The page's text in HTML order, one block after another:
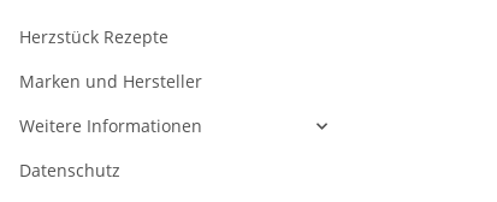
Herzstück Rezepte
Marken und Hersteller
Weitere Informationen
Datenschutz